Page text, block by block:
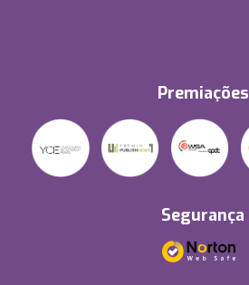
Premiações
Segurança